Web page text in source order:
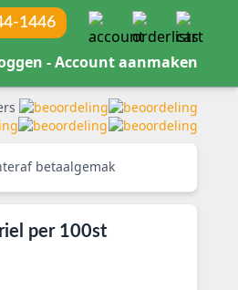
1446
- Account aanmaken
betaalgemak
per 100st